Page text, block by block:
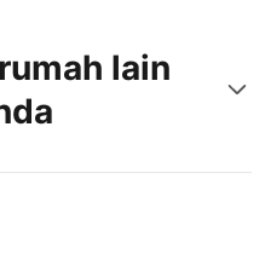
lain
lain seperti Anda